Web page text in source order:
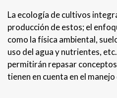
La ecología de cultivos
producción de estos; el
como la física ambiental,
uso del agua y nutrientes,
permitirán repasar
tienen en cuenta en el